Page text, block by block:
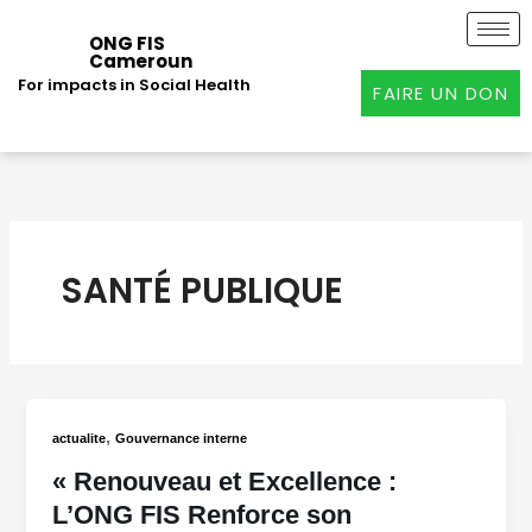
ONG FIS
Cameroun
For impacts in Social Health FAIRE UN DON
SANTÉ PUBLIQUE
actualite,Gouvernance interne
« Renouveau et Excellence :
L’ONG FIS Renforce son